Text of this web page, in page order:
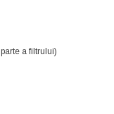
a filtrului)